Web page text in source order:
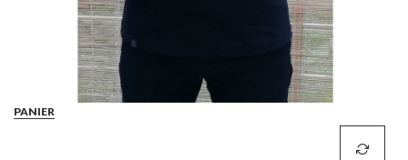
PANIER